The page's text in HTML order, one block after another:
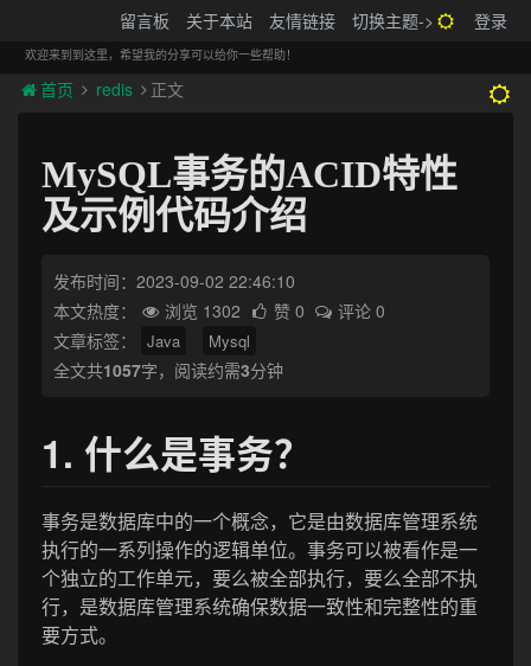
留言板 关于本站 友情链接 切换主题-> 登录
欢迎来到到这里，希望我的分享可以给你一些帮助！
首页 redis 正文
MySQL事务的ACID特性
及示例代码介绍
发布时间：2023-09-02 22:46:10
本文热度：
浏览 1302 赞 0
评论 0
文章标签：
Java Mysql
全文共1057字，阅读约需3分钟
1. 什么是事务？
事务是数据库中的一个概念，它是由数据库管理系统
执行的一系列操作的逻辑单位。事务可以被看作是一
个独立的工作单元，要么被全部执行，要么全部不执
行，是数据库管理系统确保数据一致性和完整性的重
要方式。